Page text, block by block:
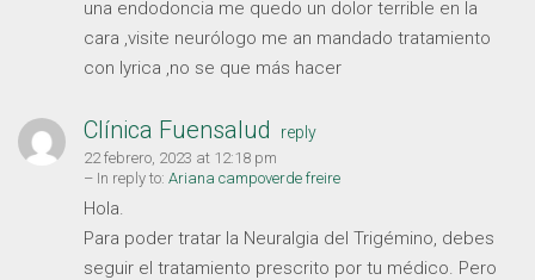
una endodoncia me quedo un dolor terrible en la
cara ,visite neurólogo me an mandado tratamiento
con lyrica ,no se que más hacer
Clínica Fuensalud reply
22 febrero, 2023 at 12:18 pm
– In reply to: Ariana campoverde freire
Hola.
Para poder tratar la Neuralgia del Trigémino, debes
seguir el tratamiento prescrito por tu médico. Pero